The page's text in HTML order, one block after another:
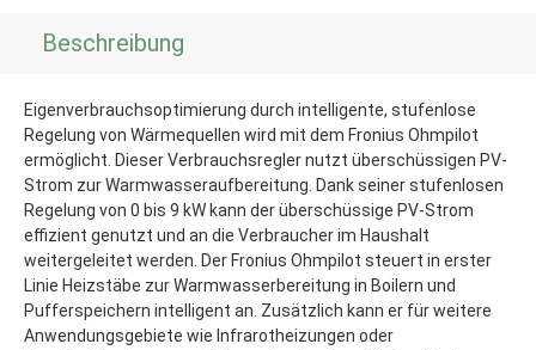
Beschreibung
Eigenverbrauchsoptimierung durch intelligente, stufenlose
Regelung von Wärmequellen wird mit dem Fronius Ohmpilot
ermöglicht. Dieser Verbrauchsregler nutzt überschüssigen PV-
Strom zur Warmwasseraufbereitung. Dank seiner stufenlosen
Regelung von 0 bis 9 kW kann der überschüssige PV-Strom
effizient genutzt und an die Verbraucher im Haushalt
weitergeleitet werden. Der Fronius Ohmpilot steuert in erster
Linie Heizstäbe zur Warmwasserbereitung in Boilern und
Pufferspeichern intelligent an. Zusätzlich kann er für weitere
Anwendungsgebiete wie Infrarotheizungen oder